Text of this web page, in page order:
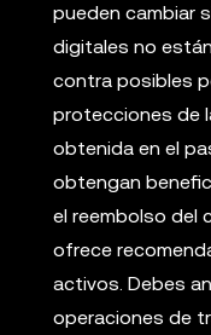
pueden cambiar
digitales no
contra posibles
protecciones de
obtenida en el
obtengan
el reembolso del
ofrece
activos. Debes
operaciones de